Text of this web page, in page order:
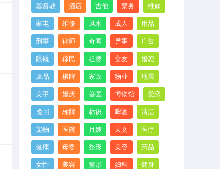
基督教 酒店 吉他 票务 维修
家电 维修 风水 成人 用品
刑事 律师 奇闻 异事 广告
眼镜 移民 租赁 交友 婚恋
废品 棋牌 家政 物业 地震
美甲 婚庆 兽医 博物馆 爱恋
挽回 标牌 标识 啤酒 清洁
宠物 医院 月嫂 天文 医疗
健康 母婴 整形 美容 药品
女性 美容 整形 妇科 健身